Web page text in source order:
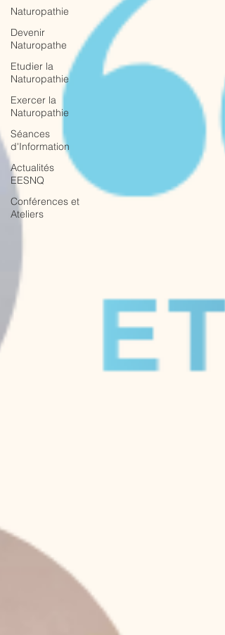
Naturopathie
Devenir
Naturopathe
Etudier la
Naturopathie
Exercer la
Naturopathie
Séances
d'Information
Actualités
EESNQ
Conférences et
Ateliers